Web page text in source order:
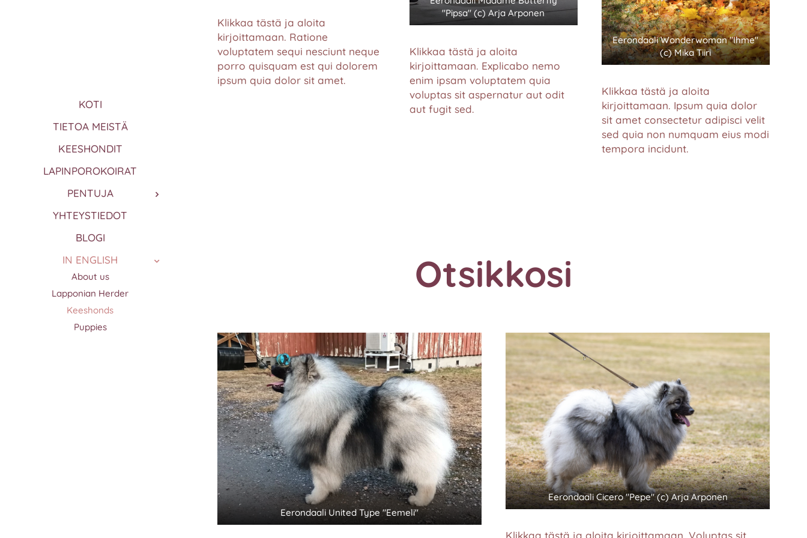
KOTI
TIETOA MEISTÄ
KEESHONDIT
LAPINPOROKOIRAT
PENTUJA
YHTEYSTIEDOT
BLOGI
IN ENGLISH
About us
Lapponian Herder
Keeshonds
Puppies
Klikkaa tästä ja aloita
kirjoittamaan. Ratione
voluptatem sequi nesciunt neque
porro quisquam est qui dolorem
ipsum quia dolor sit amet.
"Pipsa" (c) Arja Arponen
Klikkaa tästä ja aloita
kirjoittamaan. Explicabo nemo
enim ipsam voluptatem quia
voluptas sit aspernatur aut odit
aut fugit sed.
Eerondaali Wonderwoman "Ihme"
(c) Mika Tiiri
Klikkaa tästä ja aloita
kirjoittamaan. Ipsum quia dolor
sit amet consectetur adipisci velit
sed quia non numquam eius modi
tempora incidunt.
Otsikkosi
Eerondaali United Type "Eemeli"
Eerondaali Cicero "Pepe" (c) Arja Arponen
Klikkaa tästä ja aloita kirjoittamaan. Voluptas sit